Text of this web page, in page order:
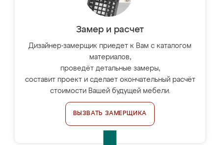
Замер и расчет
Дизайнер-замерщик приедет к Вам с каталогом
материалов,
проведёт детальные замеры,
составит проект и сделает окончательный расчёт
стоимости Вашей будущей мебели.
ВЫЗВАТЬ ЗАМЕРЩИКА